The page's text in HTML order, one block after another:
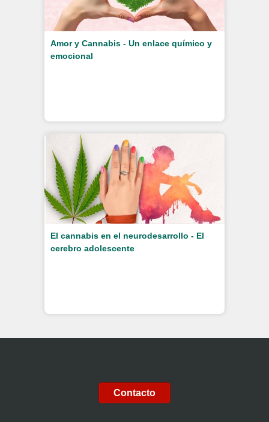
Amor y Cannabis - Un enlace químico y
emocional
El cannabis en el neurodesarrollo - El
cerebro adolescente
Contacto